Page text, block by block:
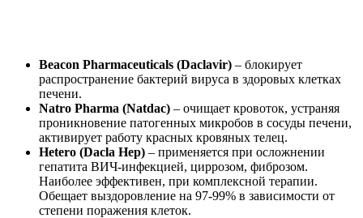
Beacon Pharmaceuticals (Daclavir) – блокирует
распространение бактерий вируса в здоровых клетках
печени.
Natro Pharma (Natdac) – очищает кровоток, устраняя
проникновение патогенных микробов в сосуды печени,
активирует работу красных кровяных телец.
Hetero (Dacla Hep) – применяется при осложнении
гепатита ВИЧ-инфекцией, циррозом, фиброзом.
Наиболее эффективен, при комплексной терапии.
Обещает выздоровление на 97-99% в зависимости от
степени поражения клеток.